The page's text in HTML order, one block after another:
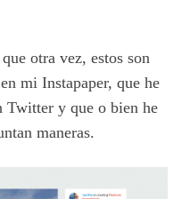
otra vez, estos son
mi Instapaper, que he
Twitter y que o bien he
maneras.